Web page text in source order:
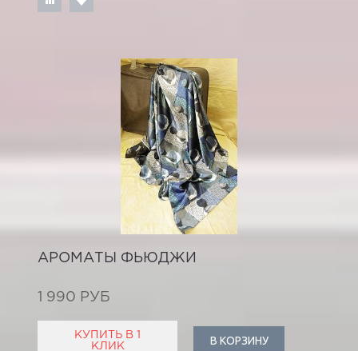
АРОМАТЫ ФЬЮДЖИ
1 990 РУБ
КУПИТЬ В 1
КЛИК
В КОРЗИНУ